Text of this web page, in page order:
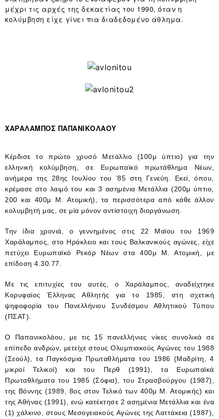
μέχρι τις αρχές της δεκαετίας του 1990, όταν η
κολύμβηση είχε γίνει πια διαδεδομένο άθλημα.
ΧΑΡΑΛΑΜΠΟΣ ΠΑΠΑΝΙΚΟΛΑΟΥ
Κέρδισε το πρώτο χρυσό Μετάλλιο (100μ ύπτιο) για την
ελληνική κολύμβηση, σε Ευρωπαϊκό πρωτάθλημα Νέων,
ανήμερα της 28ης Ιουλίου του ’85 στη Γενεύη. Εκεί, όπου,
κρέμασε στο λαιμό του και 3 ασημένια Μετάλλια (200μ ύπτιο,
200 και 400μ Μ. Ατομική), τα περισσότερα από κάθε άλλον
κολυμβητή μας, σε μία μόνον αντίστοιχη διοργάνωση.
Την ίδια χρονιά, ο γεννημένος στις 22 Μαϊου του 1969
Χαράλαμπος, στο Ηράκλειο και τους Βαλκανικούς αγώνες, είχε
πετύχει Ευρωπαϊκό Ρεκόρ Νέων στα 400μ Μ. Ατομική, με
επίδοση 4.30.77.
Με τις επιτυχίες του αυτές, ο Χαράλαμπος, αναδείχτηκε
Κορυφαίος Έλληνας Αθλητής για το 1985, στη σχετική
ψηφοφορία του Πανελλήνιου Συνδέσμου Αθλητικού Τύπου
(ΠΣΑΤ).
Ο Παπανικολάου, με τις 15 πανελλήνιες νίκες συνολικά σε
επίπεδο ανδρών, μετείχε στους Ολυμπιακούς Αγώνες του 1988
(Σεούλ), τα Παγκόσμια Πρωταθλήματα του 1986 (Μαδρίτη, 4
μικροί Τελικοί) και του Περθ (1991), τα Ευρωπαϊκά
Πρωταθλήματα του 1985 (Σόφια), του Στρασβούργου (1987),
της Βόννης (1989, 8ος στον Τελικό των 400μ Μ. Ατομικής) και
της Αθήνας (1991), ενώ κατέκτησε 2 ασημένια Μετάλλια και ένα
(1) χάλκινο, στους Μεσογειακούς Αγώνες της Λαττάκεια (1987),